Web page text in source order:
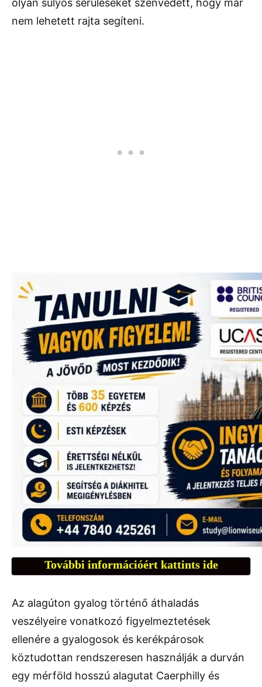
olyan súlyos sérüléseket szenvedett, hogy már
nem lehetett rajta segíteni.
További információért kattints ide
Az alagúton gyalog történő áthaladás
veszélyeire vonatkozó figyelmeztetések
ellenére a gyalogosok és kerékpárosok
köztudottan rendszeresen használják a durván
egy mérföld hosszú alagutat Caerphilly és